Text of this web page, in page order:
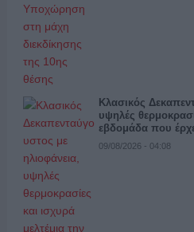
Κλασικός
υψηλές
εβδομάδα που
09/08/2026 - 04:08